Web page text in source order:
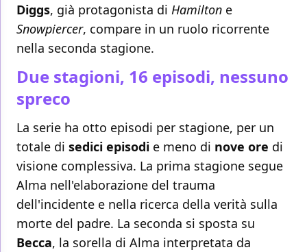
Diggs, già protagonista di Hamilton e
Snowpiercer, compare in un ruolo ricorrente
nella seconda stagione.
Due stagioni, 16 episodi, nessuno
spreco
La serie ha otto episodi per stagione, per un
totale di sedici episodi e meno di nove ore di
visione complessiva. La prima stagione segue
Alma nell'elaborazione del trauma
dell'incidente e nella ricerca della verità sulla
morte del padre. La seconda si sposta su
Becca, la sorella di Alma interpretata da